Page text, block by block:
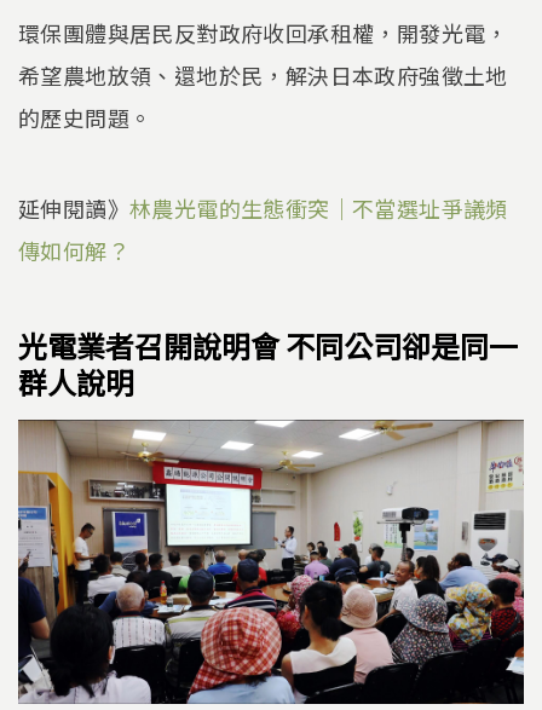
環保團體與居民反對政府收回承租權，開發光電，
希望農地放領、還地於民，解決日本政府強徵土地
的歷史問題。
延伸閱讀》 林農光電的生態衝突｜不當選址爭議頻
傳如何解？
光電業者召開說明會 不同公司卻是同一
群人說明